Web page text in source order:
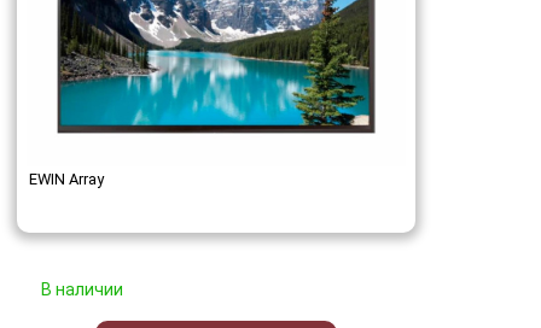
EWIN Array
В наличии